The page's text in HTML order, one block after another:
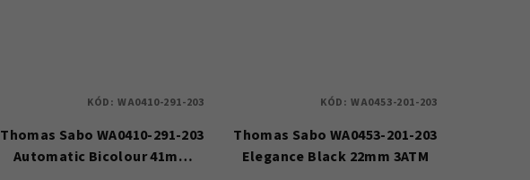
Thomas Sabo WA0410-291-203
Automatic Bicolour 41mm
KÓD: WA0410-291-203
Thomas Sabo WA0453-201-203
Elegance Black 22mm 3ATM
KÓD: WA0453-201-203